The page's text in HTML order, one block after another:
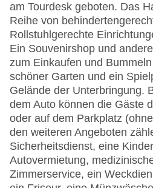
am Tourdesk geboten. Das
Reihe von
Rollstuhlgerechte
Ein Souvenirshop und
zum Einkaufen und
schöner Garten und ein
Gelände der Unterbringung.
dem Auto können die Gäste
oder auf dem Parkplatz
den weiteren Angeboten
Sicherheitsdienst, eine
Autovermietung,
Zimmerservice, ein